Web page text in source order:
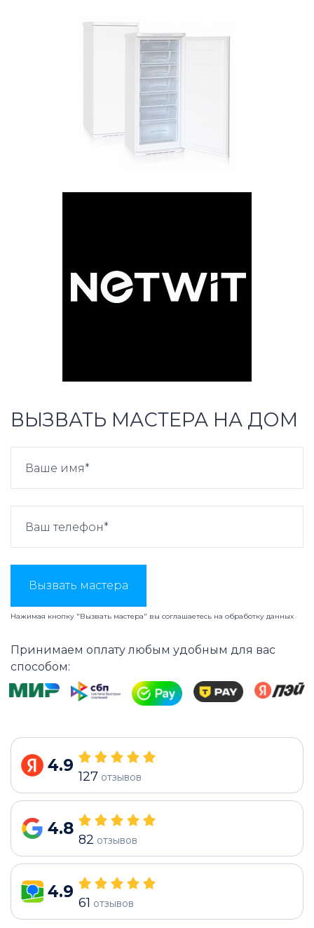
ВЫЗВАТЬ МАСТЕРА НА ДОМ
Вызвать мастера
Нажимая кнопку "Вызвать мастера" вы соглашаетесь на обработку данных
Принимаем оплату любым удобным для вас
способом:
4.9
127 отзывов
4.8
82 отзывов
4.9
61 отзывов